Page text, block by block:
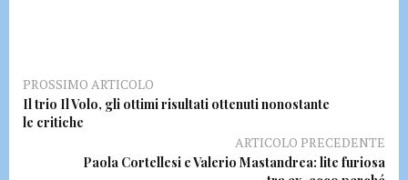
PROSSIMO ARTICOLO
Il trio Il Volo, gli ottimi risultati ottenuti nonostante
le critiche
ARTICOLO PRECEDENTE
Paola Cortellesi e Valerio Mastandrea: lite furiosa